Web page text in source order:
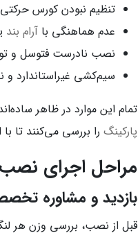
تنظیم نبودن کورس
عدم هماهنگی با آرام بند
نصب نادرست فتوسل و
سیم‌کشی غیراستاندارد و
تمام این موارد در ظاهر
پارکینگ را بررسی می‌کنند تا
مراحل اجرای
بازدید و مشاوره
قبل از نصب، بررسی وزن هر